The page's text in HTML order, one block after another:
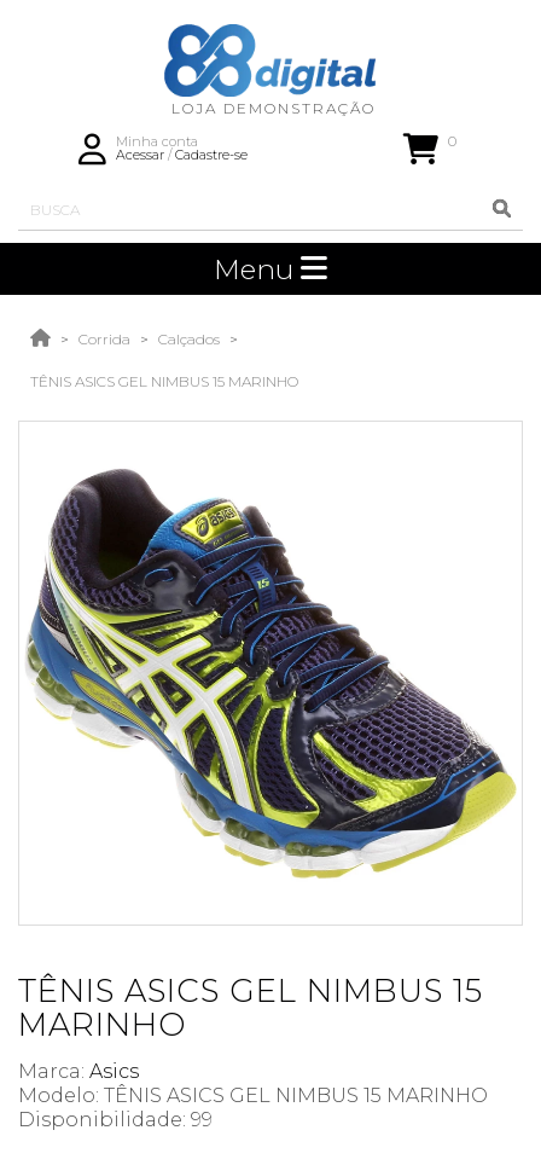
Minha conta
Acessar/Cadastre-se
0
Menu
Corrida Calçados
TÊNIS ASICS GEL NIMBUS 15 MARINHO
TÊNIS ASICS GEL NIMBUS 15
MARINHO
Marca: Asics
Modelo: TÊNIS ASICS GEL NIMBUS 15 MARINHO
Disponibilidade: 99